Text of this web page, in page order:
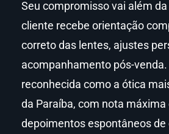
Seu compromisso vai além
cliente recebe orientação
correto das lentes, ajustes
acompanhamento pós-venda.
reconhecida como a ótica
da Paraíba, com nota máxima
depoimentos espontâneos de